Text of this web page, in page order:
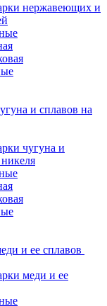
нержавеющих и
и сплавов на
чугуна и
и ее сплавов
меди и ее